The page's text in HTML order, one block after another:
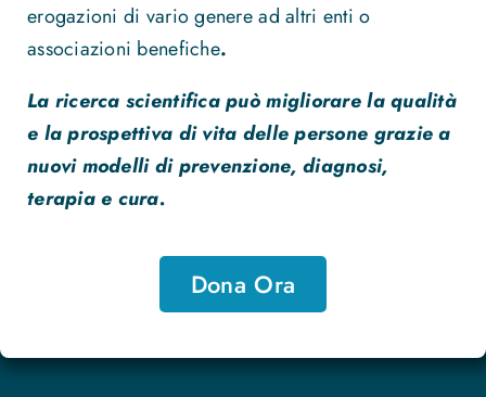
erogazioni di vario genere ad altri enti o
associazioni benefiche.
La ricerca scientifica può migliorare la qualità
e la prospettiva di vita delle persone grazie a
nuovi modelli di prevenzione, diagnosi,
terapia e cura.
Dona Ora